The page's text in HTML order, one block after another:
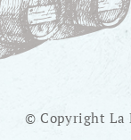
© Copyright La